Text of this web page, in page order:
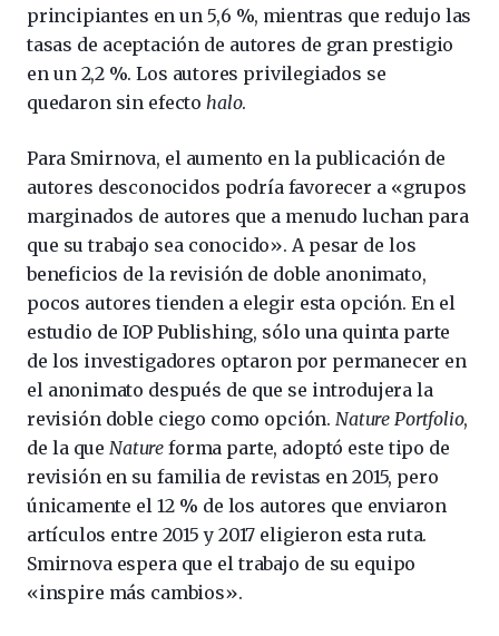
principiantes en un 5,6 %, mientras que redujo las
tasas de aceptación de autores de gran prestigio
en un 2,2 %. Los autores privilegiados se
quedaron sin efectohalo.
Para Smirnova, el aumento en la publicación de
autores desconocidos podría favorecer a «grupos
marginados de autores que a menudo luchan para
que su trabajo sea conocido». A pesar de los
beneficios de la revisión de doble anonimato,
pocos autores tienden a elegir esta opción. En el
estudio de IOP Publishing, sólo una quinta parte
de los investigadores optaron por permanecer en
el anonimato después de que se introdujera la
revisión doble ciego como opción.Nature Portfolio,
de la queNature forma parte, adoptó este tipo de
revisión en su familia de revistas en 2015, pero
únicamente el 12 % de los autores que enviaron
artículos entre 2015 y 2017 eligieron esta ruta.
Smirnova espera que el trabajo de su equipo
«inspire más cambios».